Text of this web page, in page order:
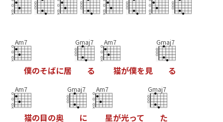
Am7
僕のそばに居
Gmaj7
る
Am7
猫が僕を見
Gmaj7
る
Am7
猫の目の奥
Gmaj7
に
Am7
星が光って
Gmaj7
た